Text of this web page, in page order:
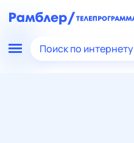
Поиск по интернету